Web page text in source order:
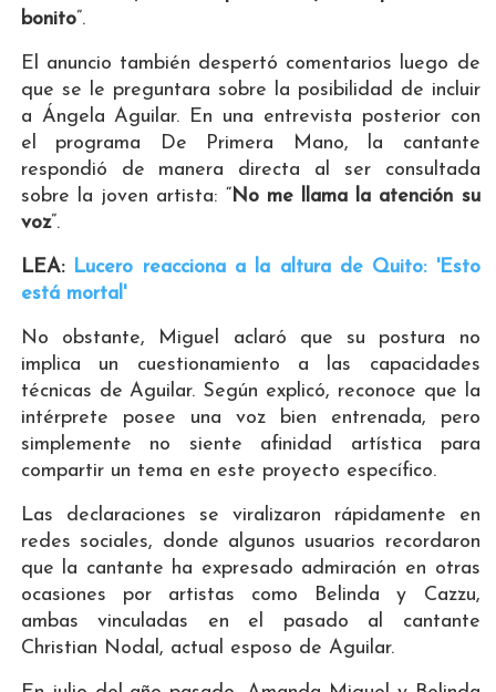
bonito”.
El anuncio también despertó comentarios luego de
que se le preguntara sobre la posibilidad de incluir
a Ángela Aguilar. En una entrevista posterior con
el programa De Primera Mano, la cantante
respondió de manera directa al ser consultada
sobre la joven artista: “No me llama la atención su
voz”.
LEA: Lucero reacciona a la altura de Quito: 'Esto
está mortal'
No obstante, Miguel aclaró que su postura no
implica un cuestionamiento a las capacidades
técnicas de Aguilar. Según explicó, reconoce que la
intérprete posee una voz bien entrenada, pero
simplemente no siente afinidad artística para
compartir un tema en este proyecto específico.
Las declaraciones se viralizaron rápidamente en
redes sociales, donde algunos usuarios recordaron
que la cantante ha expresado admiración en otras
ocasiones por artistas como Belinda y Cazzu,
ambas vinculadas en el pasado al cantante
Christian Nodal, actual esposo de Aguilar.